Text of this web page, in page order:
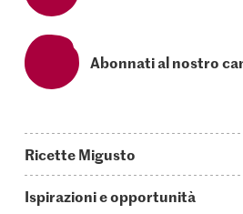
Abonnati al nostro
Ricette Migusto
Ispirazioni e opportunità